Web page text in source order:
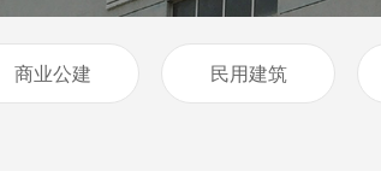
商业公建 民用建筑